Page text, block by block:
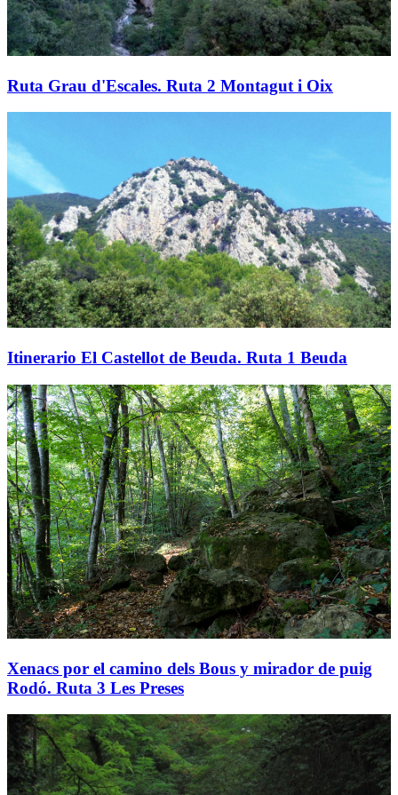
Ruta Grau d'Escales. Ruta 2 Montagut i Oix
Itinerario El Castellot de Beuda. Ruta 1 Beuda
Xenacs por el camino dels Bous y mirador de puig
Rodó. Ruta 3 Les Preses